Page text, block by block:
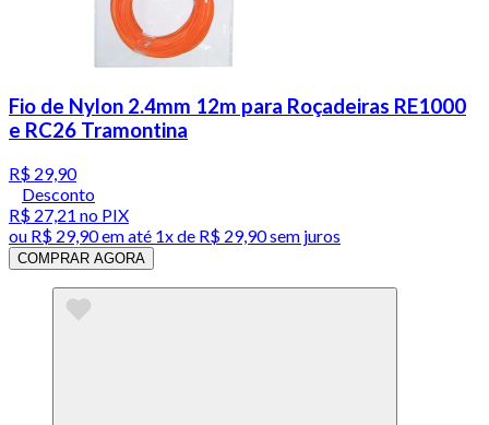
Fio de Nylon 2.4mm 12m para Roçadeiras RE1000
e RC26 Tramontina
R$ 29,90
Desconto
R$ 27,21 no PIX
ou R$ 29,90em até 1x de R$ 29,90sem juros
COMPRAR AGORA